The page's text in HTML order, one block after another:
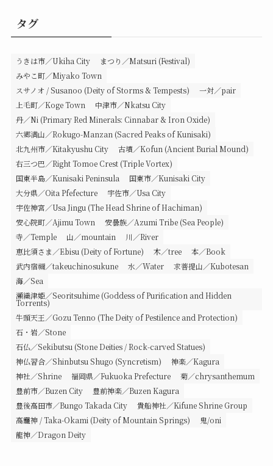
タグ
うきは市／Ukiha City
まつり／Matsuri (Festival)
みやこ町／Miyako Town
スサノオ / Susanoo (Deity of Storms & Tempests)
一対／pair
上毛町／Koge Town
中津市／Nkatsu City
丹／Ni (Primary Red Minerals: Cinnabar & Iron Oxide)
六郷満山／Rokugo-Manzan (Sacred Peaks of Kunisaki)
北九州市／Kitakyushu City
古墳／Kofun (Ancient Burial Mound)
右三つ巴／Right Tomoe Crest (Triple Vortex)
国東半島／Kunisaki Peninsula
国東市／Kunisaki City
大分県／Oita Pfefecture
宇佐市／Usa City
宇佐神宮／Usa Jingu (The Head Shrine of Hachiman)
安心院町／Ajimu Town
安曇族／Azumi Tribe (Sea People)
寺／Temple
山／mountain
川／River
恵比須さま／Ebisu (Deity of Fortune)
木／tree
本／Book
武内宿禰／takeuchinosukune
水／Water
求菩提山／Kubotesan
海／Sea
瀬織津姫／Seoritsuhime (Goddess of Purification and Hidden
Torrents)
牛頭天王／Gozu Tenno (The Deity of Pestilence and Protection)
石・岩／Stone
石仏／Sekibutsu (Stone Deities / Rock-carved Statues)
神仏習合／Shinbutsu Shugo (Syncretism)
神楽／Kagura
神社／Shrine
福岡県／Fukuoka Prefecture
菊／chrysanthemum
豊前市／Buzen City
豊前神楽／Buzen Kagura
豊後高田市／Bungo Takada City
貴船神社／Kifune Shrine Group
高龗神 / Taka-Okami (Deity of Mountain Springs)
鬼/oni
龍神／Dragon Deity